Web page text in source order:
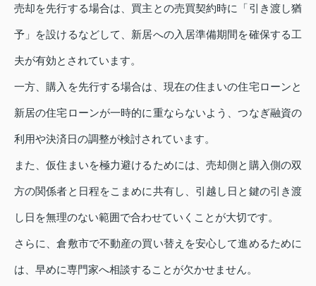
売却を先行する場合は、買主との売買契約時に「引き渡し猶
予」を設けるなどして、新居への入居準備期間を確保する工
夫が有効とされています。
一方、購入を先行する場合は、現在の住まいの住宅ローンと
新居の住宅ローンが一時的に重ならないよう、つなぎ融資の
利用や決済日の調整が検討されています。
また、仮住まいを極力避けるためには、売却側と購入側の双
方の関係者と日程をこまめに共有し、引越し日と鍵の引き渡
し日を無理のない範囲で合わせていくことが大切です。
さらに、倉敷市で不動産の買い替えを安心して進めるために
は、早めに専門家へ相談することが欠かせません。